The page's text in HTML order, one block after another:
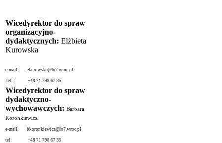
Wicedyrektor do spraw
organizacyjno-
dydaktycznych: Elżbieta
Kurowska
e-mail: ekurowska@lo7.wroc.pl
tel: +48 71 798 67 35
Wicedyrektor do spraw
dydaktyczno-
wychowawczych: Barbara
Koronkiewicz
e-mail: bkoronkiewicz@lo7.wroc.pl
tel: +48 71 798 67 35